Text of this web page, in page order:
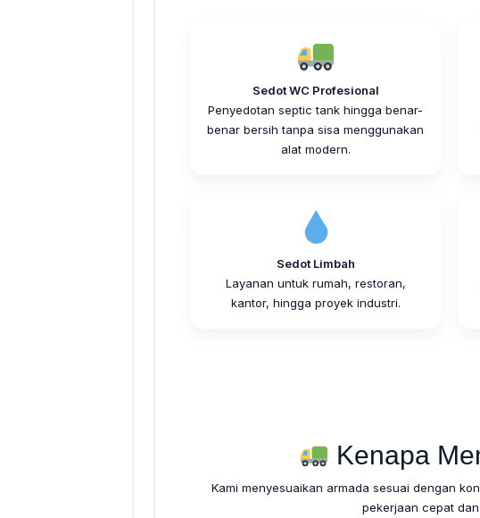
Sedot WC Profesional
Penyedotan septic tank hingga benar-
benar bersih tanpa sisa menggunakan
alat modern.
Sedot Limbah
Layanan untuk rumah, restoran,
kantor, hingga proyek industri.
Kenapa
Kami menyesuaikan armada sesuai dengan
pekerjaan cepat dan